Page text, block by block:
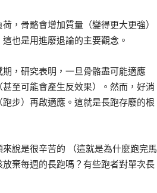
，骨骼會增加質量（變得更大更強）
也是用進廢退論的主要觀念。
，研究表明，一旦骨骼盡可能適應
至可能會產生反效果）。然而，好消
步）再啟適應。這就是長跑存廢的根
說是很辛苦的 （這就是為什麼跑完馬
棄每週的長跑嗎？有些跑者對單次長